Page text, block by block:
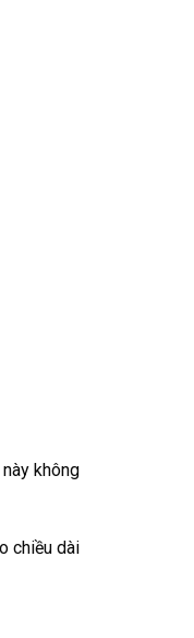
không
chiều dài